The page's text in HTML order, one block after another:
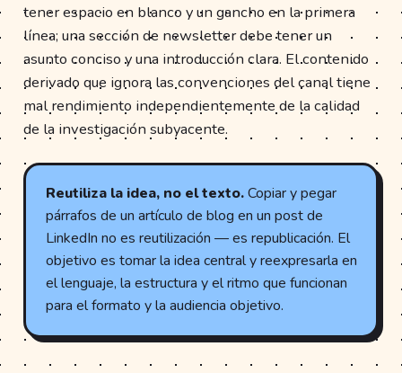
tener espacio en blanco y un gancho en la primera
línea; una sección de newsletter debe tener un
asunto conciso y una introducción clara. El contenido
derivado que ignora las convenciones del canal tiene
mal rendimiento independientemente de la calidad
de la investigación subyacente.
Reutiliza la idea, no el texto.Copiar y pegar
párrafos de un artículo de blog en un post de
LinkedIn no es reutilización — es republicación. El
objetivo es tomar la idea central y reexpresarla en
el lenguaje, la estructura y el ritmo que funcionan
para el formato y la audiencia objetivo.